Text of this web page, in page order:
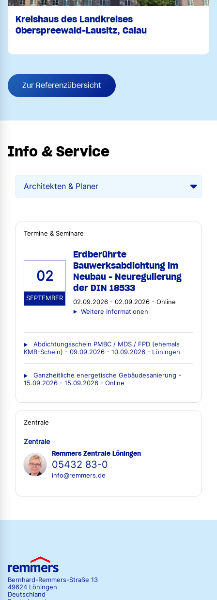
Kreishaus des Landkreises
Oberspreewald-Lausitz, Calau
Zur Referenzübersicht
Info & Service
Termine & Seminare
02
SEPTEMBER
Erdberührte
Bauwerksabdichtung im
Neubau - Neuregulierung
der DIN 18533
02.09.2026 - 02.09.2026 - Online
Weitere Informationen
Abdichtungsschein PMBC / MDS / FPD (ehemals
KMB-Schein) - 09.09.2026 - 10.09.2026 - Löningen
Ganzheitliche energetische Gebäudesanierung -
15.09.2026 - 15.09.2026 - Online
Zentrale
Zentrale
Remmers Zentrale Löningen
05432 83-0
info@remmers.de
Bernhard-Remmers-Straße 13
49624 Löningen
Deutschland